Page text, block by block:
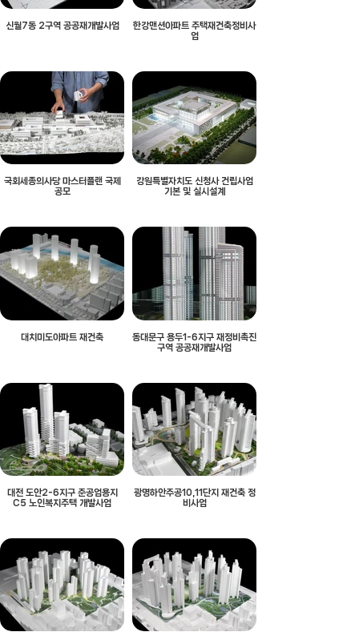
신월7동 2구역 공공재개발사업
한강맨션아파트 주택재건축정비사
업
국회세종의사당 마스터플랜 국제
공모
강원특별자치도 신청사 건립사업
기본 및 실시설계
대치미도아파트 재건축
동대문구 용두1-6지구 재정비촉진
구역 공공재개발사업
대전 도안2-6지구 준공업용지
C5 노인복지주택 개발사업
광명하안주공10,11단지 재건축 정
비사업